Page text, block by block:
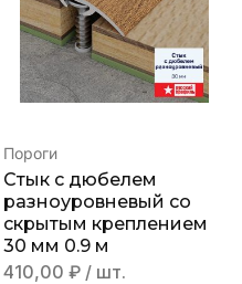
Пороги
Стык с дюбелем
разноуровневый со
скрытым креплением
30 мм 0.9 м
410,00 ₽ / шт.